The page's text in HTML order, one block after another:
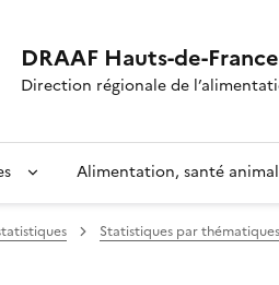
DRAAF Hauts-de-France
Direction régionale de
Alimentation, santé
Statistiques par thématiques